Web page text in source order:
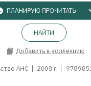
ПЛАНИРУЮ ПРОЧИТАТЬ
НАЙТИ
Добавить в коллекцию
АНС 2008 г.